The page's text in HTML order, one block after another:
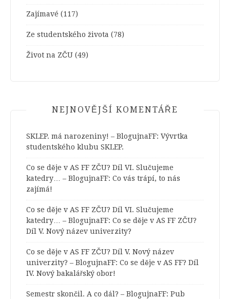
Zajímavé (117)
Ze studentského života (78)
Život na ZČU (49)
NEJNOVĚJŠÍ KOMENTÁŘE
SKLEP. má narozeniny! – BlogujnaFF: Vývrtka
studentského klubu SKLEP.
Co se děje v AS FF ZČU? Díl VI. Slučujeme
katedry… – BlogujnaFF: Co vás trápí, to nás
zajímá!
Co se děje v AS FF ZČU? Díl VI. Slučujeme
katedry… – BlogujnaFF: Co se děje v AS FF ZČU?
Díl V. Nový název univerzity?
Co se děje v AS FF ZČU? Díl V. Nový název
univerzity? – BlogujnaFF: Co se děje v AS FF? Díl
IV. Nový bakalářský obor!
Semestr skončil. A co dál? – BlogujnaFF: Pub